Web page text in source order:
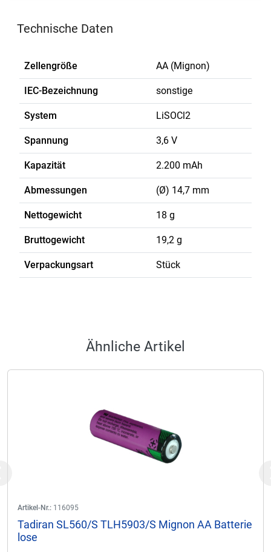
Technische Daten
Zellengröße AA (Mignon)
IEC-Bezeichnung sonstige
System LiSOCl2
Spannung 3,6 V
Kapazität 2.200 mAh
Abmessungen (Ø) 14,7 mm
Nettogewicht 18 g
Bruttogewicht 19,2 g
Verpackungsart Stück
Ähnliche Artikel
Artikel-Nr.: 116095
Tadiran SL560/S TLH5903/S Mignon AA Batterie
lose